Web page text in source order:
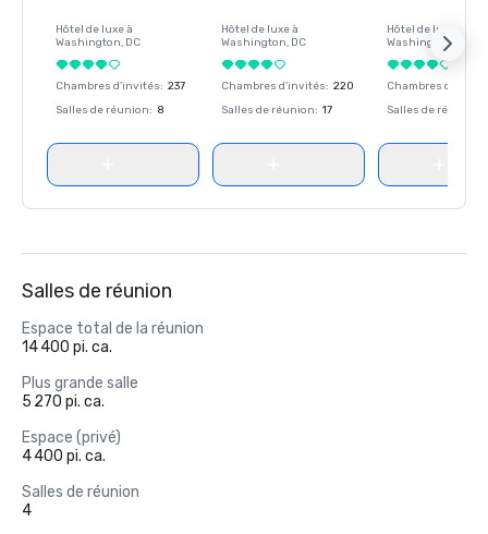
Hôtel de luxe à
Washington, DC
Chambres d'invités: 237
Salles de réunion: 8
Hôtel de luxe à
Washington, DC
Chambres d'invités: 220
Salles de réunion: 17
Hôtel de luxe à
Washington
Chambres
Salles de réunion
Salles de réunion
Espace total de la réunion
14 400 pi. ca.
Plus grande salle
5 270 pi. ca.
Espace (privé)
4 400 pi. ca.
Salles de réunion
4